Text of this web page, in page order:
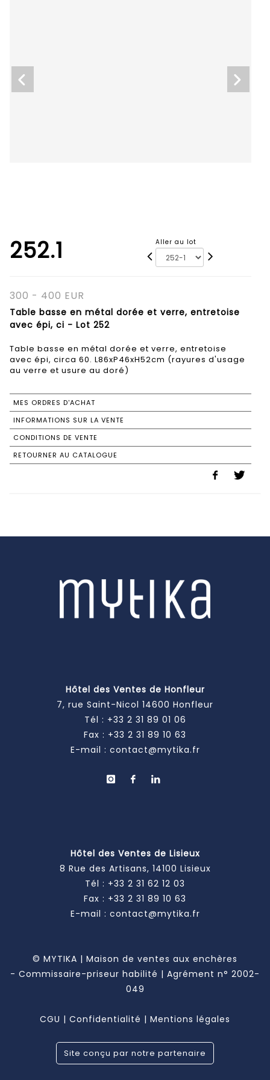
252.1 Aller au lot
300 - 400 EUR
Table basse en métal dorée et verre, entretoise
avec épi, ci - Lot 252
Table basse en métal dorée et verre, entretoise
avec épi, circa 60. L86xP46xH52cm (rayures d'usage
au verre et usure au doré)
MES ORDRES D'ACHAT
INFORMATIONS SUR LA VENTE
CONDITIONS DE VENTE
RETOURNER AU CATALOGUE
Hôtel des Ventes de Honfleur
7, rue Saint-Nicol 14600 Honfleur
Tél : +33 2 31 89 01 06
Fax : +33 2 31 89 10 63
E-mail : contact@mytika.fr
Hôtel des Ventes de Lisieux
8 Rue des Artisans, 14100 Lisieux
Tél : +33 2 31 62 12 03
Fax : +33 2 31 89 10 63
E-mail : contact@mytika.fr
© MYTIKA | Maison de ventes aux enchères
- Commissaire-priseur habilité | Agrément n° 2002-
049
CGU | Confidentialité | Mentions légales
Site conçu par notre partenaire